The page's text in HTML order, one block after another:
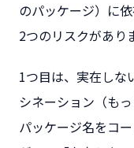
のパッケージ）に
2つのリスクがあり
1つ目は、実在しな
シネーション（も
パッケージ名をコ